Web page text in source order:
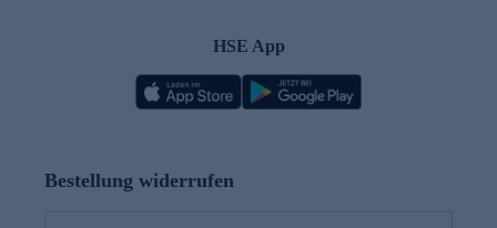
HSE App
Bestellung widerrufen